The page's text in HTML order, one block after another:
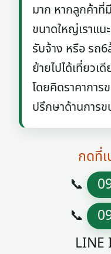
มาก หากลูกค้าที่
ขนาดใหญ่เราแน
รับจ้าง หรือ รถ6
ย้ายไปได้เที่ยวเ
โดยคิดราคากา
ปรึกษาด้านการ
กดที่เ
📞
📞
LINE